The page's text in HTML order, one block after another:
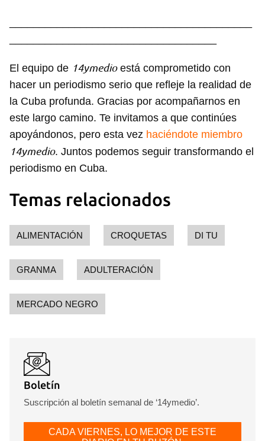
El equipo de 14ymedioestá comprometido con
hacer un periodismo serio que refleje la realidad de
la Cuba profunda. Gracias por acompañarnos en
este largo camino. Te invitamos a que continúes
apoyándonos, pero esta vez haciéndote miembro
14ymedio. Juntos podemos seguir transformando el
periodismo en Cuba.
Temas relacionados
ALIMENTACIÓN CROQUETAS DI TU
GRANMA ADULTERACIÓN
MERCADO NEGRO
Boletín
Suscripción al boletín semanal de ‘14ymedio’.
CADA VIERNES, LO MEJOR DE ESTE